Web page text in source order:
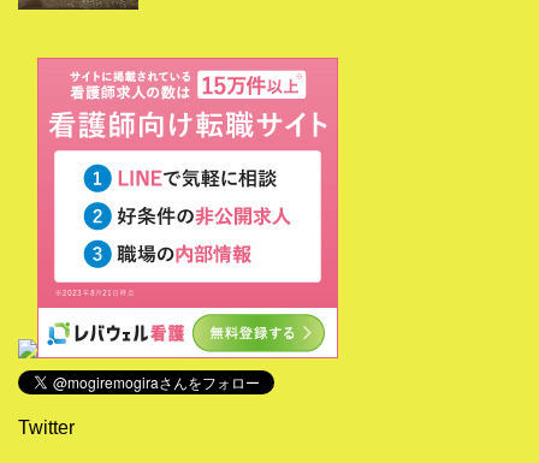
Twitter